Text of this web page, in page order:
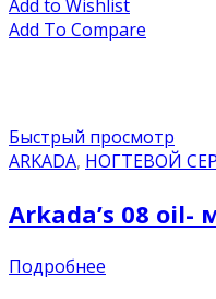
Add to Wishlist
Add To Compare
Быстрый просмотр
ARKADA, НОГТЕВОЙ
Arkada’s 08 oil-
Подробнее